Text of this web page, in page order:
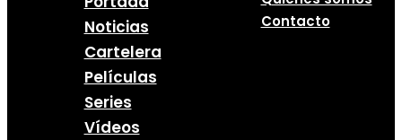
Noticias
Cartelera
Películas
Series
Vídeos
Contacto